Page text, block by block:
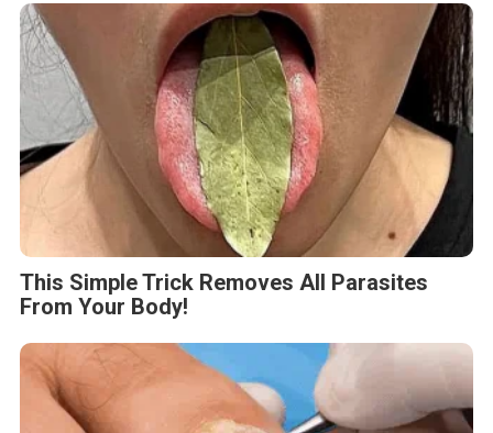
This Simple Trick Removes All Parasites
From Your Body!